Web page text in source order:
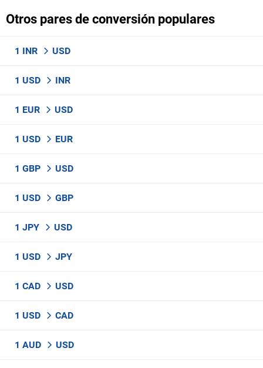
Otros pares de conversión populares
1 INR USD
1 USD INR
1 EUR USD
1 USD EUR
1 GBP USD
1 USD GBP
1 JPY USD
1 USD JPY
1 CAD USD
1 USD CAD
1 AUD USD